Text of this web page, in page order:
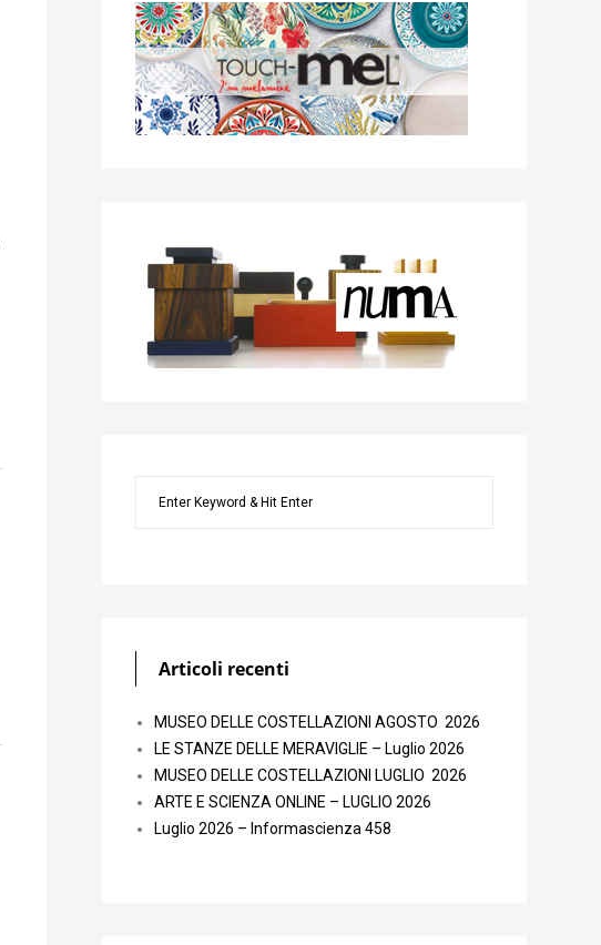
Articoli recenti
MUSEO DELLE COSTELLAZIONI AGOSTO 2026
LE STANZE DELLE MERAVIGLIE – Luglio 2026
MUSEO DELLE COSTELLAZIONI LUGLIO 2026
ARTE E SCIENZA ONLINE – LUGLIO 2026
Luglio 2026 – Informascienza 458